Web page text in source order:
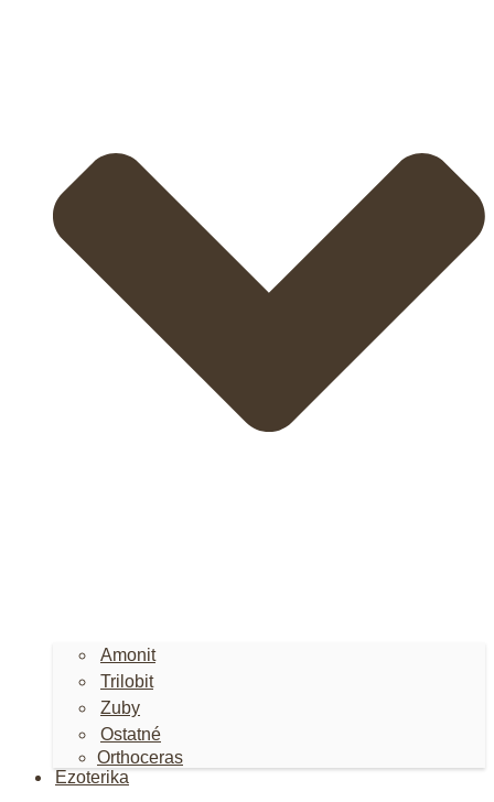
Amonit
Trilobit
Zuby
Ostatné
Orthoceras
Ezoterika